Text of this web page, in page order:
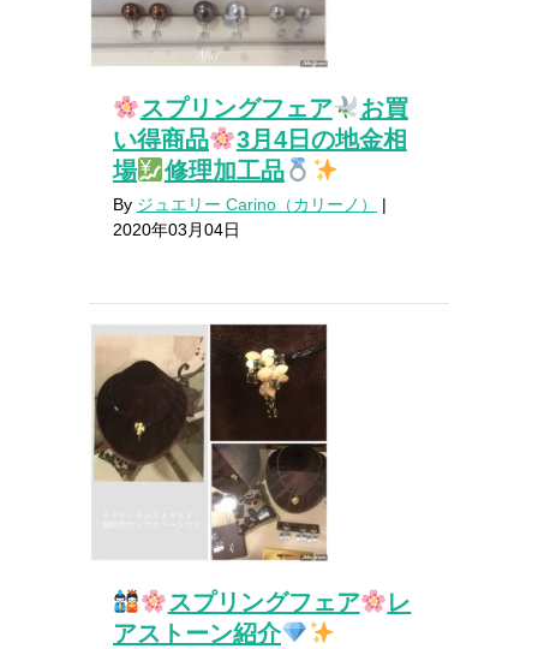
スプリングフェア
お買
い得商品
3月4日の地金相
場
修理加工品
By ジュエリー Carino（カリーノ）
|
2020年03月04日
スプリングフェア
レ
アストーン紹介